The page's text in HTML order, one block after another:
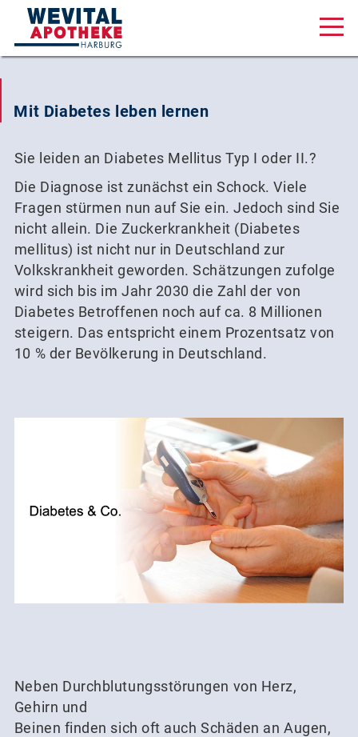
Am Wall 1, 21073 Hamburg
040 320 27 18 88
Unsere Serviceleistungen
Online Shop
Mit Diabetes leben lernen
Sie leiden an Diabetes Mellitus Typ I oder II.?
Die Diagnose ist zunächst ein Schock. Viele
Fragen stürmen nun auf Sie ein. Jedoch sind Sie
nicht allein. Die Zuckerkrankheit (Diabetes
mellitus) ist nicht nur in Deutschland zur
Volkskrankheit geworden. Schätzungen zufolge
wird sich bis im Jahr 2030 die Zahl der von
Diabetes Betroffenen noch auf ca. 8 Millionen
steigern. Das entspricht einem Prozentsatz von
10 % der Bevölkerung in Deutschland.
Neben Durchblutungsstörungen von Herz,
Gehirn und
Beinen finden sich oft auch Schäden an Augen,